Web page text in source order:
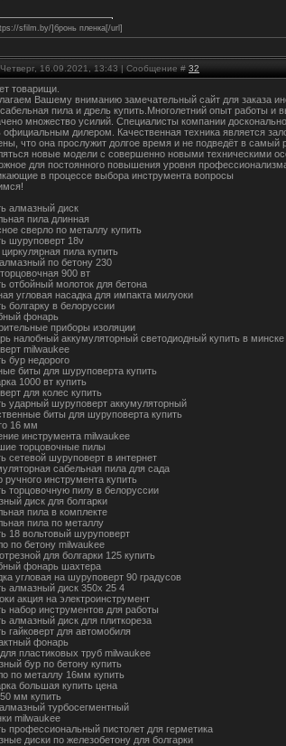
sfilm.by/]бронь пленка[/url]
16.09.2021, 13:43 | Сообщение # 32
товарищи.
Вашему вниманию замечательный сайт для заказа
пила и дрель купить.Многолетний опыт работы
множество усилий. Специалисты компании
официальным дилером. Качественная техника является
что она прослужит долгое время и не подведёт в
новые модели с совершенно новыми техническими
для постоянного повышения уровня
в процессе выбора инструмента вопросы
алмазный диск
пила длинная
сверло по металлу купить
шуруповерт 18v
пила купить
по бетону 230
900 вт
отбойный молоток для бетона
угловая насадка для импакта милуоки
болгарку в белоруссии
фонарь
приборы изоляции
налобный аккумуляторный светодиодный купить в минске
milwaukee
бур недорого
биты для шуруповерта купить
1000 вт купить
для колес купить
ударный шуруповерт аккумуляторный
биты для шуруповерта купить
16 мм
инструмента milwaukee
торцовочные пилы
сетевой шуруповерт в интернет
сабельная пила для сада
ручного инструмента купить
торцовочную пилу в белоруссии
диск для болгарки
пила в комплекте
пила по металлу
18 вольтовый шуруповерт
по бетону milwaukee
для болгарки 125 купить
фонарь шахтера
угловая на шуруповерт 90 градусов
алмазный диск 350х 25 4
акция на электроинструмент
набор инструментов для работы
алмазный диск для плиткореза
гайковерт для автомобиля
фонарь
пластиковых труб milwaukee
бур по бетону купить
по металлу 16мм купить
большая купить цена
мм купить
турбосегментный
milwaukee
профессиональный пистолет для герметика
диски по железобетону для болгарки